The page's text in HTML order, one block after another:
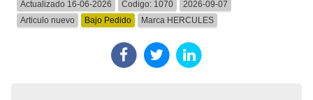
Actualizado 16-06-2026 Codigo: 1070
2026-09-07
Articulo nuevo
Bajo Pedido Marca HERCULES